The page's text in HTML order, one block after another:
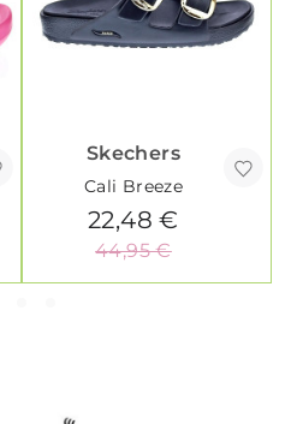
Skechers
Cali Breeze
22,48 €
44,95 €